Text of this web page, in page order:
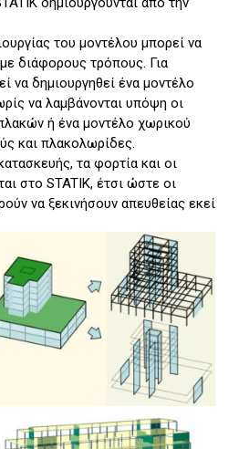
του μοντέλου μπορεί να
διάφορους τρόπους. Για
να δημιουργηθεί ένα μοντέλο
να λαμβάνονται υπόψη οι
ή ένα μοντέλο χωρικού
και πλακολωρίδες.
τα φορτία και οι
στο STATIK, έτσι ώστε οι
να ξεκινήσουν απευθείας εκεί